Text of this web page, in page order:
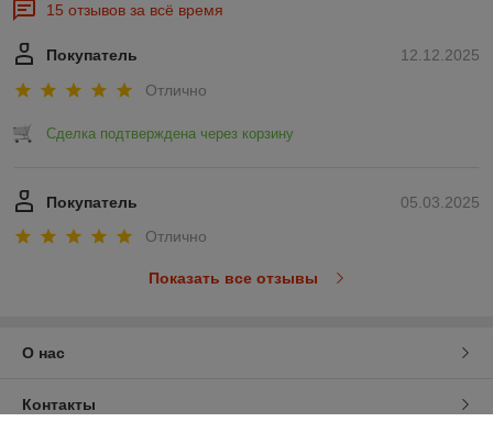
15 отзывов за всё время
12.12.2025
Покупатель
Отлично
Сделка подтверждена через корзину
05.03.2025
Покупатель
Отлично
Показать все отзывы
О нас
Контакты